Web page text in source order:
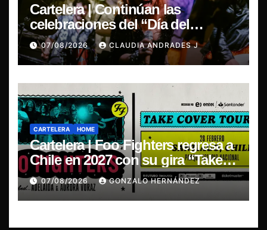
Cartelera | Continúan las
celebraciones del “Día del
Blues”, La Rox se presentará este
sábado en Concepción
07/08/2026 CLAUDIA ANDRADES J
CARTELERA HOME
Cartelera | Foo Fighters regresa a
Chile en 2027 con su gira “Take
Cover Tour 2027”
07/08/2026 GONZALO HERNÁNDEZ